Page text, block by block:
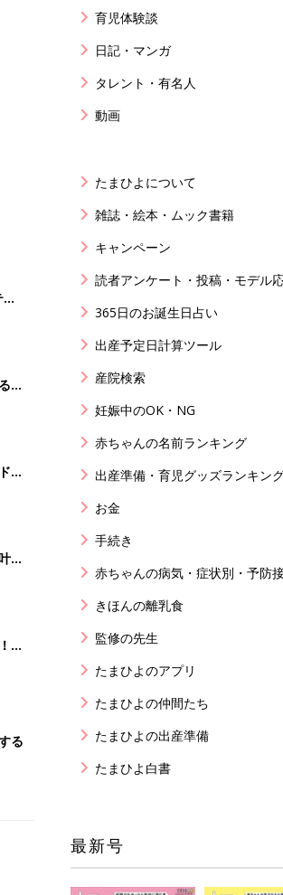
す
離
育児体験談
日記・マンガ
タレント・有名人
動画
たまひよについて
雑誌・絵本・ムック書籍
キャンペーン
読者アンケート・投稿・モデル
365日のお誕生日占い
出産予定日計算ツール
産院検索
妊娠中のOK・NG
赤ちゃんの名前ランキング
出産準備・育児グッズランキン
お金
手続き
赤ちゃんの病気・症状別・予防
きほんの離乳食
監修の先生
たまひよのアプリ
たまひよの仲間たち
たまひよの出産準備
たまひよ白書
最新号